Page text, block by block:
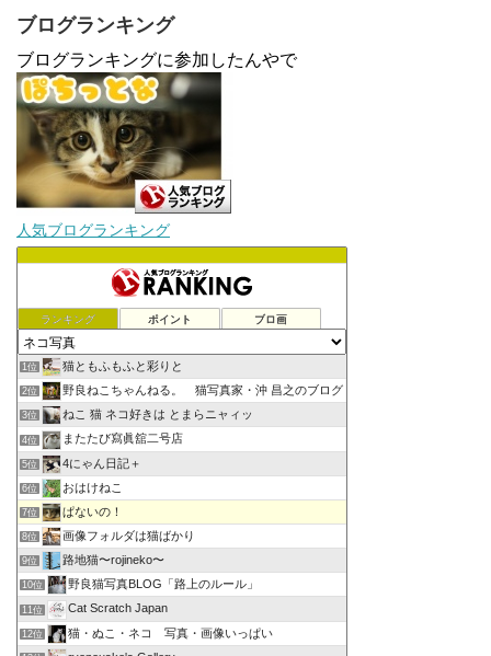
ブログランキング
ブログランキングに参加したんやで
人気ブログランキング
ランキング ポイント ブロ画
1位 猫ともふもふと彩りと
2位 野良ねこちゃんねる。 猫写真家・沖 昌之のブログ
3位 ねこ 猫 ネコ好きは とまらニャィッ
4位 またたび寫眞舘二号店
5位 4にゃん日記＋
6位 おはけねこ
7位 ぱないの！
8位 画像フォルダは猫ばかり
9位 路地猫〜rojineko〜
10位 野良猫写真BLOG「路上のルール」
11位 Cat Scratch Japan
12位 猫・ぬこ・ネコ 写真・画像いっぱい